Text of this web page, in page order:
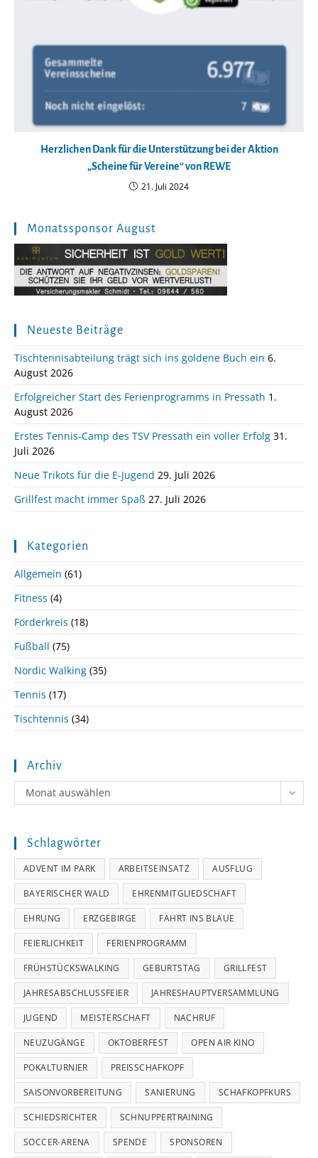
Herzlichen Dank für die Unterstützung bei der Aktion
„Scheine für Vereine“ von REWE
21. Juli 2024
Monatssponsor August
Neueste Beiträge
Tischtennisabteilung trägt sich ins goldene Buch ein 6.
August 2026
Erfolgreicher Start des Ferienprogramms in Pressath 1.
August 2026
Erstes Tennis-Camp des TSV Pressath ein voller Erfolg 31.
Juli 2026
Neue Trikots für die E-Jugend 29. Juli 2026
Grillfest macht immer Spaß 27. Juli 2026
Kategorien
Allgemein (61)
Fitness (4)
Förderkreis (18)
Fußball (75)
Nordic Walking (35)
Tennis (17)
Tischtennis (34)
Archiv
Archiv
Monat auswählen
Schlagwörter
ADVENT IM PARK ARBEITSEINSATZ AUSFLUG
BAYERISCHER WALD EHRENMITGLIEDSCHAFT
EHRUNG ERZGEBIRGE FAHRT INS BLAUE
FEIERLICHKEIT FERIENPROGRAMM
FRÜHSTÜCKSWALKING GEBURTSTAG GRILLFEST
JAHRESABSCHLUSSFEIER JAHRESHAUPTVERSAMMLUNG
JUGEND MEISTERSCHAFT NACHRUF
NEUZUGÄNGE OKTOBERFEST OPEN AIR KINO
POKALTURNIER PREISSCHAFKOPF
SAISONVORBEREITUNG SANIERUNG SCHAFKOPFKURS
SCHIEDSRICHTER SCHNUPPERTRAINING
SOCCER-ARENA SPENDE SPONSOREN